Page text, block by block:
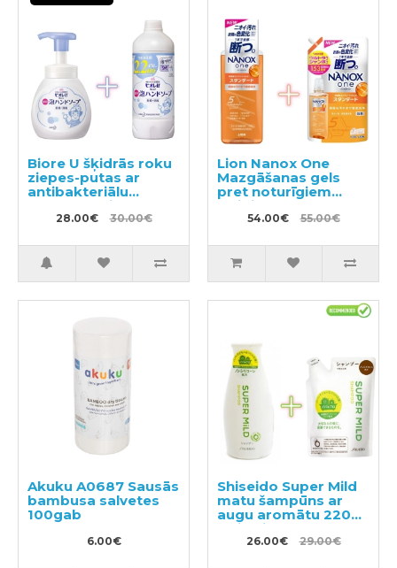
Biore U šķidrās roku
ziepes-putas ar
antibakteriālu
efektu, ar vieglu
citrusu aromātu
450ml
28.00€ 30.00€
Lion Nanox One
Mazgāšanas gels
pret noturīgiem
traipiem 640g +
pildviela 1530g
54.00€ 55.00€
Akuku A0687 Sausās
bambusa salvetes
100gab
6.00€
Shiseido Super Mild
matu šampūns ar
augu aromātu 220ml
+ pildviela 400ml
26.00€ 29.00€